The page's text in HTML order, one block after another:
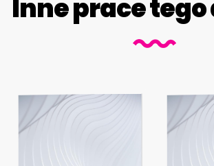
Inne prace